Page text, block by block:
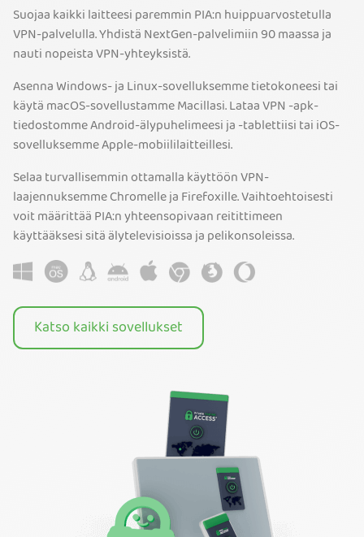
Suojaa kaikki laitteesi paremmin PIA:n huippuarvostetulla
VPN-palvelulla. Yhdistä NextGen-palvelimiin 90 maassa ja
nauti nopeista VPN-yhteyksistä.
Asenna Windows- ja Linux-sovelluksemme tietokoneesi tai
käytä macOS-sovellustamme Macillasi. Lataa VPN -apk-
tiedostomme Android-älypuhelimeesi ja -tablettiisi tai iOS-
sovelluksemme Apple-mobiililaitteillesi.
Selaa turvallisemmin ottamalla käyttöön VPN-
laajennuksemme Chromelle ja Firefoxille. Vaihtoehtoisesti
voit määrittää PIA:n yhteensopivaan reitittimeen
käyttääksesi sitä älytelevisioissa ja pelikonsoleissa.
Katso kaikki sovellukset